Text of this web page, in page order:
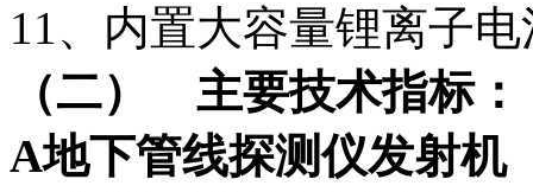
11、内置大容量锂离子
（二） 主要技术指标：
A地下管线探测仪发射机